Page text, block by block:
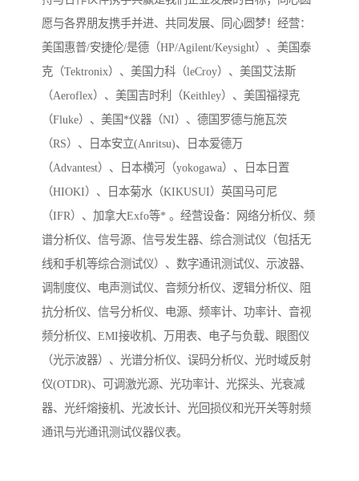
愿与各界朋友携手并进、共同发展、同心圆梦！经营：
美国惠普/安捷伦/是德（HP/Agilent/Keysight）、美国泰
克（Tektronix）、美国力科（leCroy）、美国艾法斯
（Aeroflex）、美国吉时利（Keithley）、美国福禄克
（Fluke）、美国*仪器（NI）、德国罗德与施瓦茨
（RS）、日本安立(Anritsu)、日本爱德万
（Advantest）、日本横河（yokogawa）、日本日置
（HIOKI）、日本菊水（KIKUSUI）英国马可尼
（IFR）、加拿大Exfo等* 。经营设备：网络分析仪、频
谱分析仪、信号源、信号发生器、综合测试仪（包括无
线和手机等综合测试仪）、数字通讯测试仪、示波器、
调制度仪、电声测试仪、音频分析仪、逻辑分析仪、阻
抗分析仪、信号分析仪、电源、频率计、功率计、音视
频分析仪、EMI接收机、万用表、电子与负载、眼图仪
（光示波器）、光谱分析仪、误码分析仪、光时域反射
仪(OTDR)、可调激光源、光功率计、光探头、光衰减
器、光纤熔接机、光波长计、光回损仪和光开关等射频
通讯与光通讯测试仪器仪表。